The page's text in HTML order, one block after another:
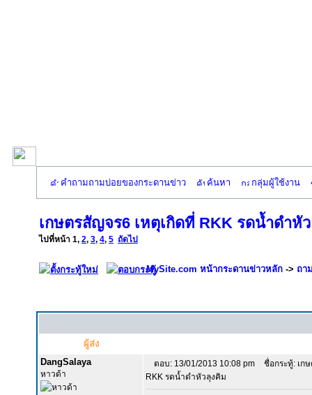
คำถามถามบ่อยของกระดานข่าว ค้นหา กลุ่มผู้ใช้งาน
เกษตรสัญจร6 เหตุเกิดที่ RKK รดน้ำดำหั
ไปที่หน้า 1, 2, 3, 4, 5 ถัดไป
MySite.com หน้ากระดานข่าวหลัก -> ถา
ผู้ส่ง
DangSalaya
หาวด้า
ตอบ: 13/01/2013 10:08 pm
ชื่อกระทู้: เก
RKK รดน้ำดำหัวลุงคิม